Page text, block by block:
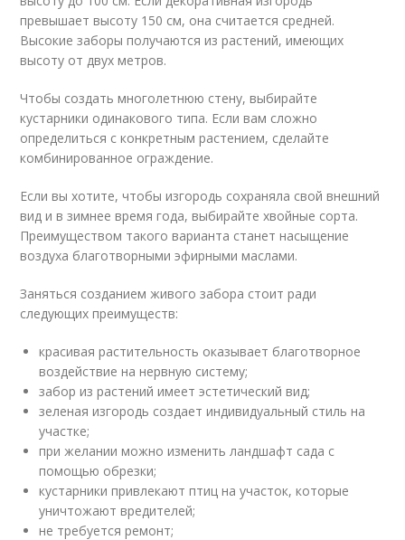
превышает высоту 150 см, она считается средней.
Высокие заборы получаются из растений, имеющих
высоту от двух метров.
Чтобы создать многолетнюю стену, выбирайте
кустарники одинакового типа. Если вам сложно
определиться с конкретным растением, сделайте
комбинированное ограждение.
Если вы хотите, чтобы изгородь сохраняла свой внешний
вид и в зимнее время года, выбирайте хвойные сорта.
Преимуществом такого варианта станет насыщение
воздуха благотворными эфирными маслами.
Заняться созданием живого забора стоит ради
следующих преимуществ:
красивая растительность оказывает благотворное
воздействие на нервную систему;
забор из растений имеет эстетический вид;
зеленая изгородь создает индивидуальный стиль на
участке;
при желании можно изменить ландшафт сада с
помощью обрезки;
кустарники привлекают птиц на участок, которые
уничтожают вредителей;
не требуется ремонт;